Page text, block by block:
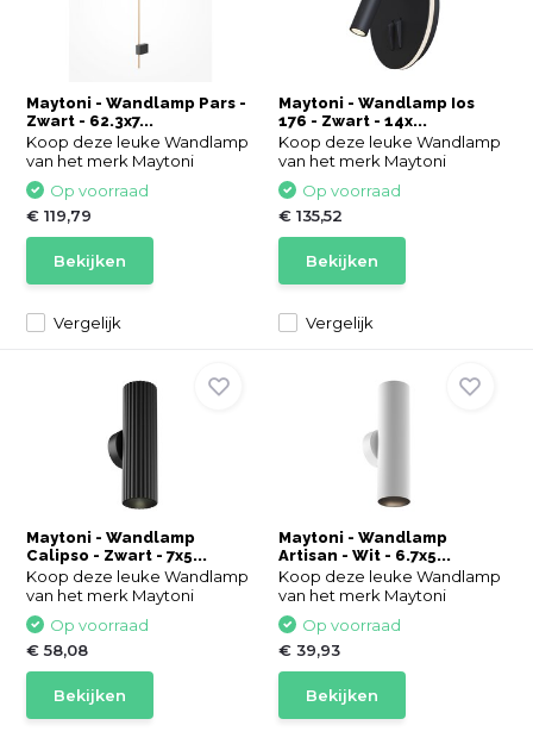
Maytoni - Wandlamp Pars -
Zwart - 62.3x7...
Koop deze leuke Wandlamp
van het merk Maytoni
Vergelijk
Op voorraad
€ 119,79
Bekijken
Maytoni - Wandlamp Ios
176 - Zwart - 14x...
Koop deze leuke Wandlamp
van het merk Maytoni
Vergelijk
Op voorraad
€ 135,52
Bekijken
Maytoni - Wandlamp
Calipso - Zwart - 7x5...
Koop deze leuke Wandlamp
van het merk Maytoni
Op voorraad
€ 58,08
Bekijken
Maytoni - Wandlamp
Artisan - Wit - 6.7x5...
Koop deze leuke Wandlamp
van het merk Maytoni
Op voorraad
€ 39,93
Bekijken